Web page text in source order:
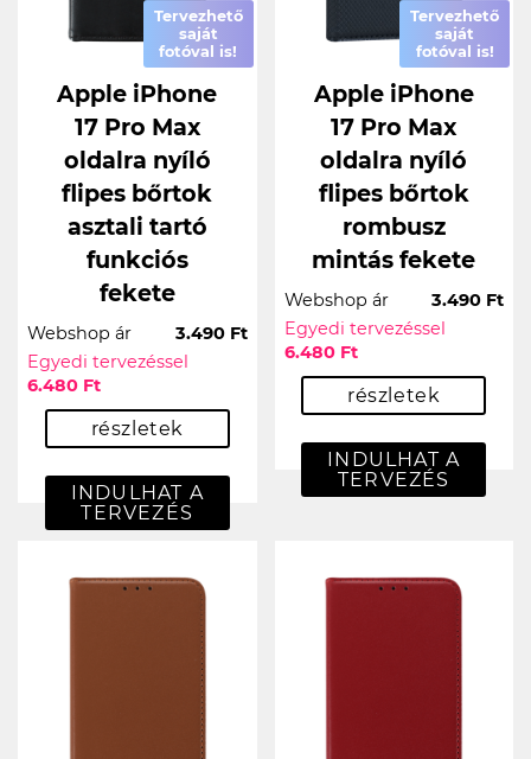
Tervezhető
saját
fotóval is!
Apple iPhone
17 Pro Max
oldalra nyíló
flipes bőrtok
asztali tartó
funkciós
fekete
Webshop ár
3.490 Ft
Egyedi tervezéssel
6.480 Ft
részletek
INDULHAT A
TERVEZÉS
Tervezhető
saját
fotóval is!
Apple iPhone
17 Pro Max
oldalra nyíló
flipes bőrtok
rombusz
mintás fekete
Webshop ár
3.490 Ft
Egyedi tervezéssel
6.480 Ft
részletek
INDULHAT A
TERVEZÉS